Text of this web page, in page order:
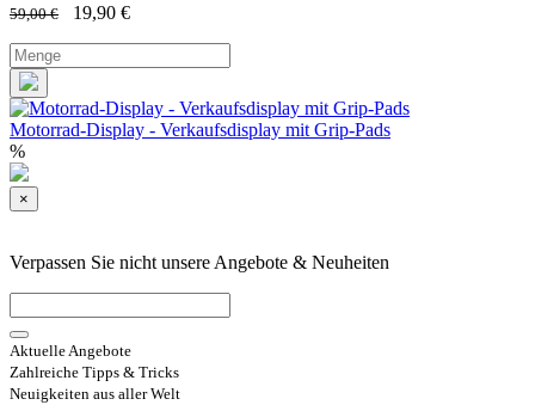
59,00€ 19,90 €
Motorrad-Display - Verkaufsdisplay mit Grip-Pads
%
×
Verpassen Sie nicht unsere Angebote & Neuheiten
Aktuelle Angebote
Zahlreiche Tipps & Tricks
Neuigkeiten aus aller Welt